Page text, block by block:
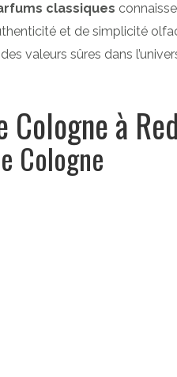
classiques
et de simplicité
valeurs sûres dans
Cologne à
Cologne